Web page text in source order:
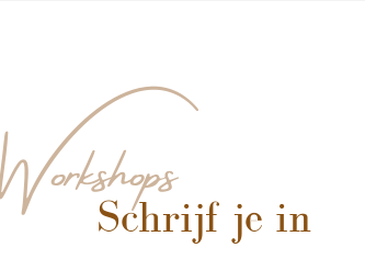
Schrijf je in
Workshops